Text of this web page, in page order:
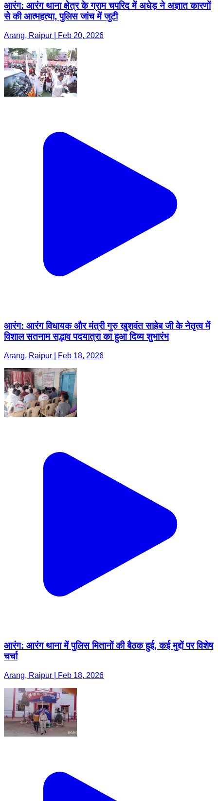
आरंग: आरंग थाना क्षेत्र के ग्राम चपरिद में अधेड़ ने अज्ञात कारणों
से की आत्महत्या, पुलिस जांच में जुटी
Arang, Raipur | Feb 20, 2026
आरंग: आरंग विधायक और मंत्री गुरु खुशवंत साहेब जी के नेतृत्व में
विशाल सतनाम सद्भाव पदयात्रा का हुआ दिव्य शुभारंभ
Arang, Raipur | Feb 18, 2026
आरंग: आरंग थाना में पुलिस मितानों की बैठक हुई, कई मुद्दों पर विशेष
चर्चा
Arang, Raipur | Feb 18, 2026